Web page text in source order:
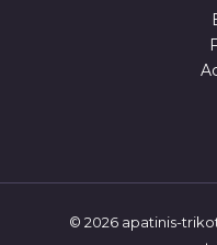
© 2026 apatinis-